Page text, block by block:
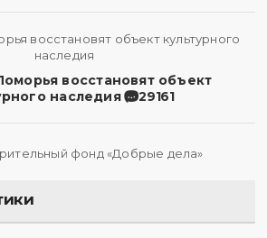
восстановят объект
наследия
29161